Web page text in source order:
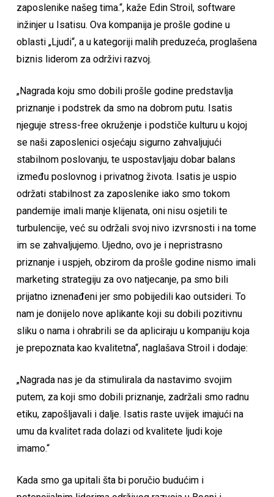
zaposlenike našeg tima.“, kaže Edin Stroil, software
inžinjer u Isatisu. Ova kompanija je prošle godine u
oblasti „Ljudi“, a u kategoriji malih preduzeća, proglašena
biznis liderom za održivi razvoj.
„Nagrada koju smo dobili prošle godine predstavlja
priznanje i podstrek da smo na dobrom putu. Isatis
njeguje stress-free okruženje i podstiče kulturu u kojoj
se naši zaposlenici osjećaju sigurno zahvaljujući
stabilnom poslovanju, te uspostavljaju dobar balans
između poslovnog i privatnog života. Isatis je uspio
održati stabilnost za zaposlenike iako smo tokom
pandemije imali manje klijenata, oni nisu osjetili te
turbulencije, već su održali svoj nivo izvrsnosti i na tome
im se zahvaljujemo. Ujedno, ovo je i nepristrasno
priznanje i uspjeh, obzirom da prošle godine nismo imali
marketing strategiju za ovo natjecanje, pa smo bili
prijatno iznenađeni jer smo pobijedili kao outsideri. To
nam je donijelo nove aplikante koji su dobili pozitivnu
sliku o nama i ohrabrili se da apliciraju u kompaniju koja
je prepoznata kao kvalitetna“, naglašava Stroil i dodaje:
„Nagrada nas je da stimulirala da nastavimo svojim
putem, za koji smo dobili priznanje, zadržali smo radnu
etiku, zapošljavali i dalje. Isatis raste uvijek imajući na
umu da kvalitet rada dolazi od kvalitete ljudi koje
imamo.“
Kada smo ga upitali šta bi poručio budućim i